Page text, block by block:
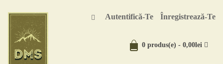
Autentifică-Te Înregistrează-Te
0 produs(e) - 0,00lei